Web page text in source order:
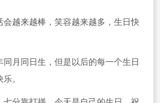
会越来越棒，笑容越来越多，生日快
月同日生，但是以后的每一个生日
。